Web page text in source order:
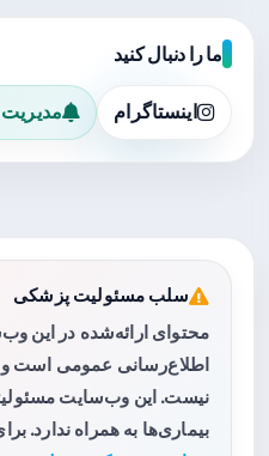
ما را دنبال کنید
اینستاگرام مدیریت
سلب مسئولیت پزشکی
محتوای ارائه‌شده در این
اطلاع‌رسانی عمومی است
نیست. این وب‌سایت
بیماری‌ها به همراه ندارد.